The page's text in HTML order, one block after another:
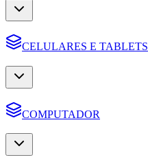
CELULARES E TABLETS
COMPUTADOR